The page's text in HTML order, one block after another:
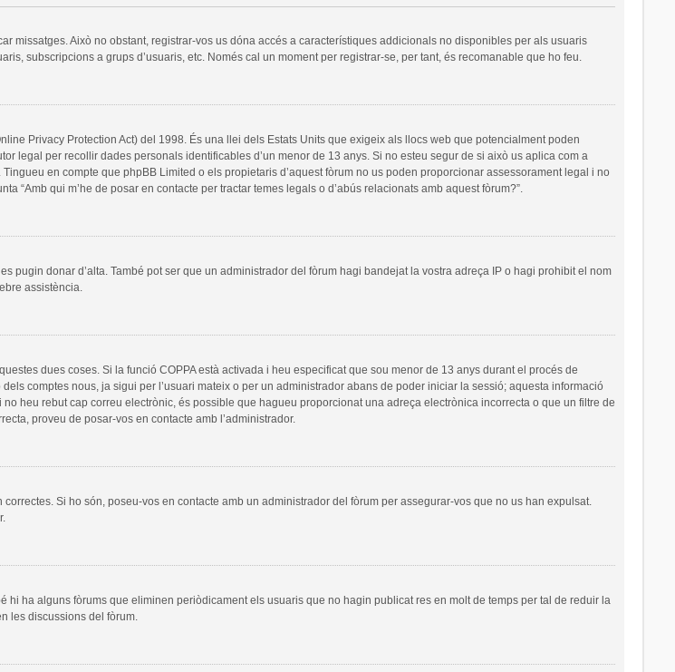
missatges. Això no obstant, registrar-vos us dóna accés a característiques addicionals no disponibles per als usuaris
subscripcions a grups d’usuaris, etc. Només cal un moment per registrar-se, per tant, és recomanable que ho feu.
Privacy Protection Act) del 1998. És una llei dels Estats Units que exigeix als llocs web que potencialment poden
legal per recollir dades personals identificables d’un menor de 13 anys. Si no esteu segur de si això us aplica com a
en compte que phpBB Limited o els propietaris d’aquest fòrum no us poden proporcionar assessorament legal i no
qui m’he de posar en contacte per tractar temes legals o d’abús relacionats amb aquest fòrum?”.
pugin donar d’alta. També pot ser que un administrador del fòrum hagi bandejat la vostra adreça IP o hagi prohibit el nom
assistència.
dues coses. Si la funció COPPA està activada i heu especificat que sou menor de 13 anys durant el procés de
comptes nous, ja sigui per l’usuari mateix o per un administrador abans de poder iniciar la sessió; aquesta informació
heu rebut cap correu electrònic, és possible que hagueu proporcionat una adreça electrònica incorrecta o que un filtre de
proveu de posar-vos en contacte amb l’administrador.
Si ho són, poseu-vos en contacte amb un administrador del fòrum per assegurar-vos que no us han expulsat.
ha alguns fòrums que eliminen periòdicament els usuaris que no hagin publicat res en molt de temps per tal de reduir la
les discussions del fòrum.